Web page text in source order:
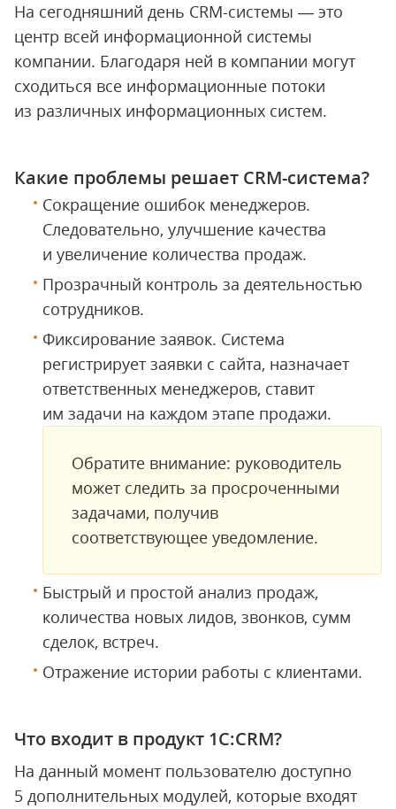
На сегодняшний день CRM-системы — это
центр всей информационной системы
компании. Благодаря ней в компании могут
сходиться все информационные потоки
из различных информационных систем.
Какие проблемы решает CRM-система?
Сокращение ошибок менеджеров.
Следовательно, улучшение качества
и увеличение количества продаж.
Прозрачный контроль за деятельностью
сотрудников.
Фиксирование заявок. Система
регистрирует заявки с сайта, назначает
ответственных менеджеров, ставит
им задачи на каждом этапе продажи.
Обратите внимание: руководитель
может следить за просроченными
задачами, получив
соответствующее уведомление.
Быстрый и простой анализ продаж,
количества новых лидов, звонков, сумм
сделок, встреч.
Отражение истории работы с клиентами.
Что входит в продукт 1С:CRM?
На данный момент пользователю доступно
5 дополнительных модулей, которые входят